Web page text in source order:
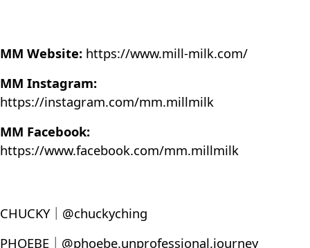
MM Website: https://www.mill-milk.com/
MM Instagram:
https://instagram.com/mm.millmilk
MM Facebook:
https://www.facebook.com/mm.millmilk
CHUCKY｜@chuckyching
PHOEBE｜@phoebe.unprofessional.journey